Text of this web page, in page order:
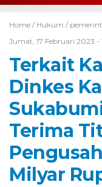
Home / Hukum /
Jumat, 17 Februari 2023 -
Terkait
Dinkes
Terima
Milyar